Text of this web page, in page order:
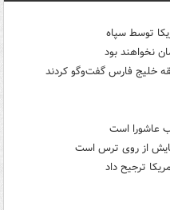
توسط سپاه
نخواهند بود
خلیج فارس گفت‌وگو کردند
عاشورا است
از روی ترس است
ترجیح داد